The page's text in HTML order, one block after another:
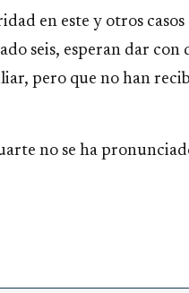
en este y otros
seis, esperan dar
pero que no han
no se ha